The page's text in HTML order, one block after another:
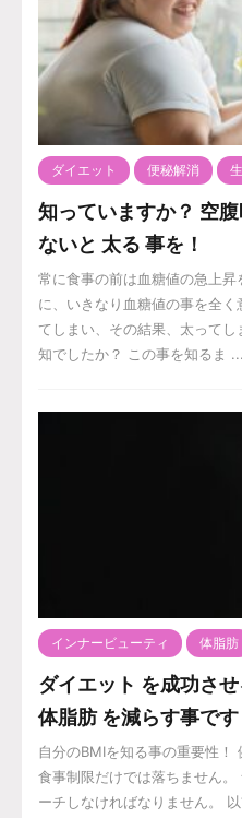
ダイエット 便秘解消
知っていますか？ 空
ないと 太る 事を！
常に食事の前は血糖値の急上
に、いきなり血糖値の事を全
てしまい、その結果、太って
知でしたか？ この事を知るま ...
インナービューティ 体脂肪
ダイエット を成功さ
体脂肪 を減らす事です
自分のBMIを知る事の重要性！
食事制限だけでは落ちません
ーチしなければなりません。